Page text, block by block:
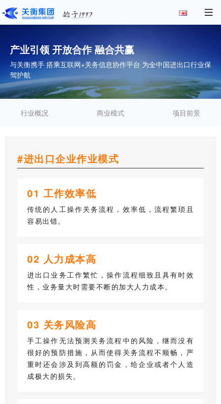
产业引领 开放合作 融合共赢
与关衡携手 搭乘互联网+关务信息协作平台 为全中国进出口行业保
驾护航
行业概况 商业模式 项目前景
#进出口企业作业模式
01 工作效率低
传统的人工操作关务流程，效率低，流程繁琐且
容易出错。
02 人力成本高
进出口业务工作繁忙，操作流程细致且具有时效
性，业务量大时需要不断的加大人力成本。
03 关务风险高
手工操作无法预测关务流程中的风险，继而没有
很好的预防措施，从而使得关务流程不顺畅，严
重时还会涉及到高额的罚金，给企业或者个人造
成极大的损失。